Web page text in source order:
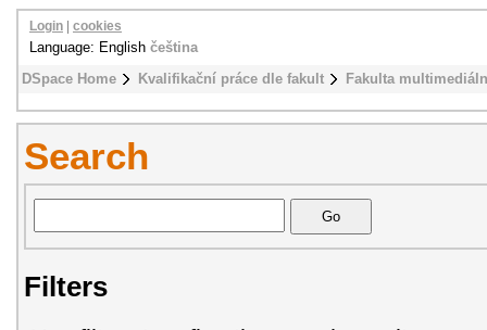
DSpace Home Kvalifikační práce dle fakult Fakulta
Login cookies
Language: English čeština
Search
Filters